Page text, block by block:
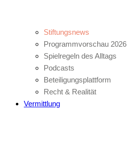
Stiftungsnews
Programmvorschau 2026
Spielregeln des Alltags
Podcasts
Beteiligungsplattform
Recht & Realität
Vermittlung